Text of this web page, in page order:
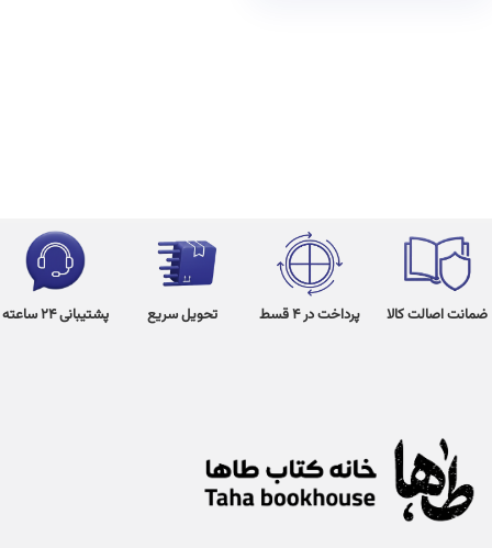
ضمانت اصالت کالا پرداخت در 4 قسط تحویل سریع پشتیبانی 24 ساعته